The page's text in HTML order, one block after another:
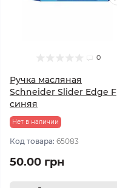
0
Ручка масляная
Schneider Slider Edge F
синяя
Нет в наличии
Код товара: 65083
50.00 грн